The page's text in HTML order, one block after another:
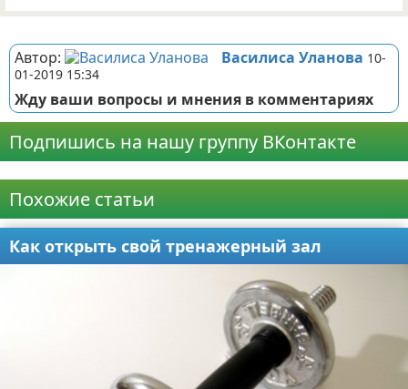
Автор: Василиса Уланова 10-
01-2019 15:34
Жду ваши вопросы и мнения в комментариях
Подпишись на нашу группу ВКонтакте
Похожие статьи
Как открыть свой тренажерный зал